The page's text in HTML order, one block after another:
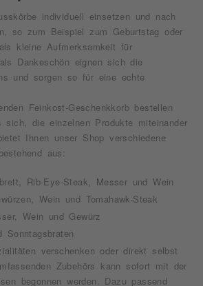
individuell einsetzen und nach
so zum Beispiel zum Geburtstag oder
kleine Aufmerksamkeit für
Dankeschön eignen sich die
und sorgen so für eine echte
Feinkost-Geschenkkorb bestellen
sich, die einzelnen Produkte miteinander
Ihnen unser Shop verschiedene
aus:
Rib-Eye-Steak, Messer und Wein
Wein und Tomahawk-Steak
Wein und Gewürz
Sonntagsbraten
verschenken oder direkt selbst
Zubehörs kann sofort mit der
begonnen werden. Dazu passend